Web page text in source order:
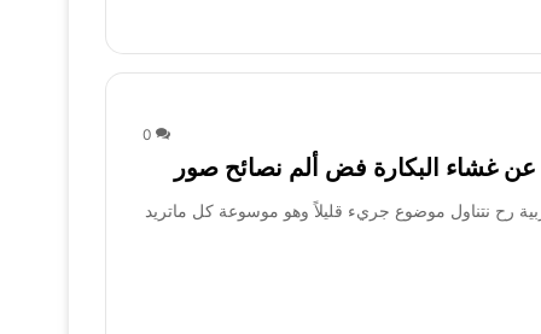
0
غشاء البكارة فض ألم نصائح صور
رح نتناول موضوع جريء قليلاً وهو موسوعة كل ماتريد